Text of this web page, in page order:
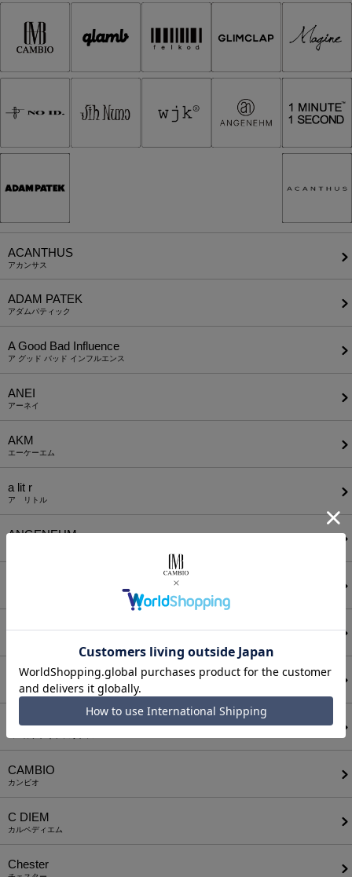
ACANTHUS
アカンサス
ADAM PATEK
アダムパティック
A Good Bad Influence
ア グッド バッド インフルエンス
ANEI
アーネイ
AKM
エーケーエム
a lit r
ア リトル
ANGENEHM
AUI NITE
BODYSONG.
ボディソング
CALL&RESPONSE
CAMBIO
カンビオ
C DIEM
カルペディエム
Chester